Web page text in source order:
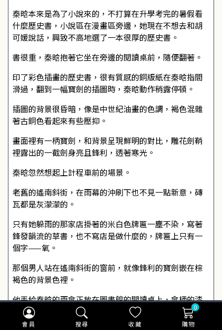
會員 搜尋 收藏
0
購物
秦晗本來是為了小說來的，不打算在升學考完的暑假看
什麼歷史書，小說區在漫畫區旁邊，她現在不想去和胡
可媛說話，興致不高地選了一本很厚的歷史書。
書很重，秦晗抱著它坐在旁邊的閱讀桌前，隨便翻著。
印了彩色插畫的歷史書，很有質感的銅版紙在秦晗指間
滑過，翻到一幅寶劍的插圖時，秦晗動作稍露停頓。
插圖的背景很昏暗，像是中世紀油畫的色調，褐色混雜
著古銅色看起來有些壓抑。
畫面裡有一柄寶劍，和背景呈現鮮明的對比，雕花劍鞘
裡露出的一截劍身亮且鋒利，透著寒光。
秦晗忽然想起上計程車前的場景。
老舊的遙南斜街，在雨幕的沖刷下也不見一點新意，磚
瓦都是灰濛濛的。
只有她躲雨的那家店掛著的米白色牌匾一塵不染，寫著
鋒發韻流的草書，也不寫店是做什麼的，牌匾上只有一
個字——氧。
那個男人站在遙南斜街的窗前，就像鋒利的寶劍嵌在棕
褐色的背景色裡。
他丟給秦晗的雨傘正放在圖書館的閱讀桌上，傘柄的漆
體有些脫落。